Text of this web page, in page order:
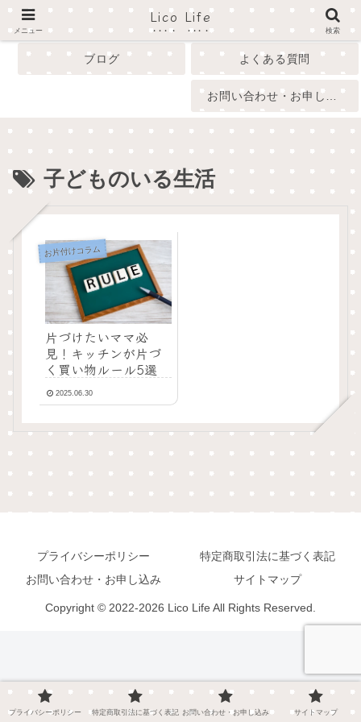
ブログ よくある質問
子どものいる生活
お片付けコラム
片づけたいママ必
見！キッチンが片づ
く買い物ルール5選
2025.06.30
プライバシーポリシー
特定商取引法に基づく表記
お問い合わせ・お申し込み
サイトマップ
Copyright © 2022-2026 Lico Life All Rights Reserved.
メニュー
Lico Life
検索
プライバシーポリシー 特定商取引法に基づく表記 お問い合わせ・お申し込み サイトマップ